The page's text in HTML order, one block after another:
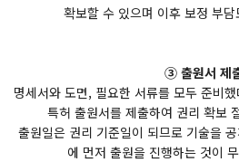
확보할 수 있으며 이후 보정 부
③ 출원서 제
명세서와 도면, 필요한 서류를 모두 준비
특허 출원서를 제출하여 권리 확보
출원일은 권리 기준일이 되므로 기술을
에 먼저 출원을 진행하는 것이